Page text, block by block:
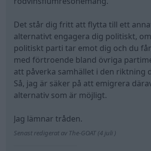
Det står dig fritt att flytta till ett
alternativt engagera dig politiskt,
politiskt parti tar emot dig och du
med förtroende bland övriga
att påverka samhället i den riktning
Så, jag är säker på att emigrera
alternativ som är möjligt.
Jag lämnar tråden.
Senast redigerat av The-GOAT (4 juli )